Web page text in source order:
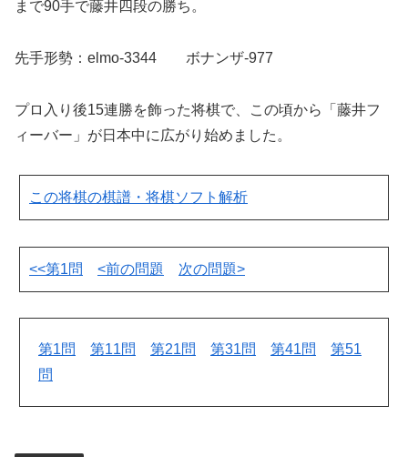
まで90手で藤井四段の勝ち。
先手形勢：elmo-3344 ボナンザ-977
プロ入り後15連勝を飾った将棋で、この頃から「藤井フ
ィーバー」が日本中に広がり始めました。
この将棋の棋譜・将棋ソフト解析
<<第1問 <前の問題 次の問題>
第1問 第11問 第21問 第31問 第41問
第51
問